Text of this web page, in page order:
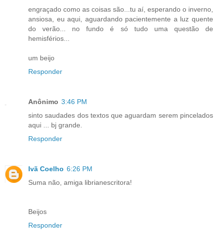
engraçado como as coisas são...tu aí, esperando o inverno,
ansiosa, eu aqui, aguardando pacientemente a luz quente
do verão... no fundo é só tudo uma questão de
hemisférios...
um beijo
Responder
Anônimo 3:46 PM
sinto saudades dos textos que aguardam serem pincelados
aqui ... bj grande.
Responder
Ivã Coelho 6:26 PM
Suma não, amiga librianescritora!
Beijos
Responder